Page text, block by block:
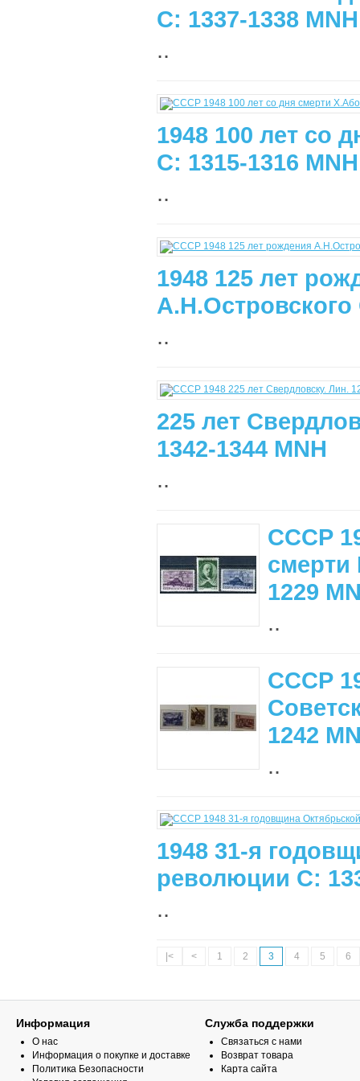
С: 1337-1338 MNH
..
1948 100 лет со
С: 1315-1316 MNH
..
1948 125 лет
А.Н.Островского
..
225 лет
1342-1344 MNH
..
СССР
смерти
1229
..
СССР
1242
..
1948 31-я
революции С:
..
|< < 1 2 3 4 5 6
Информация
О нас
Информация о покупке и доставке
Политика Безопасности
Служба поддержки
Связаться с нами
Возврат товара
Карта сайта